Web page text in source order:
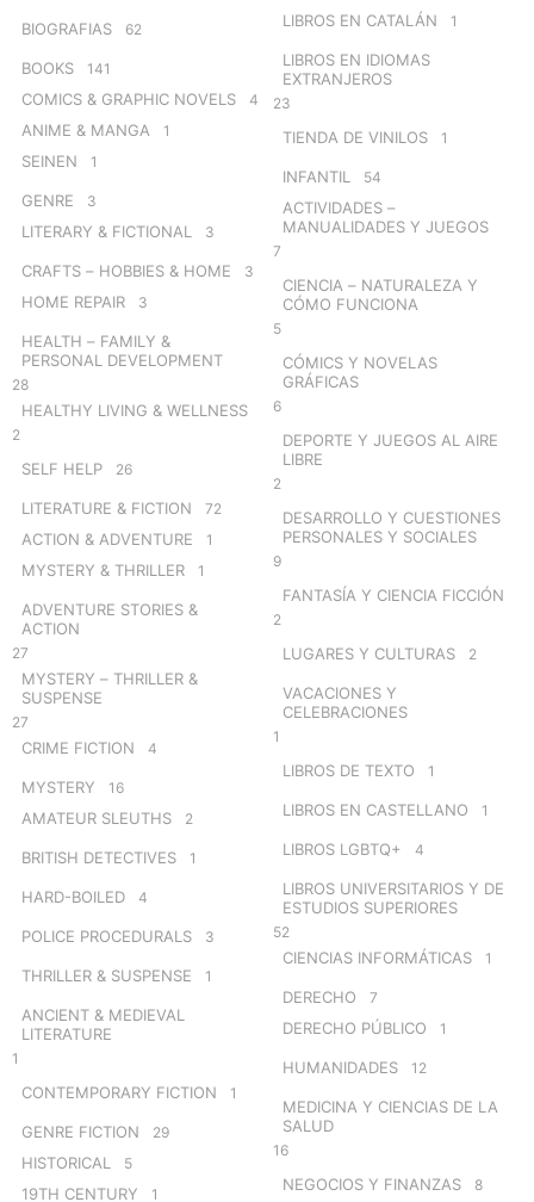
BIOGRAFIAS 62
BOOKS 141
COMICS & GRAPHIC NOVELS 4
ANIME & MANGA 1
SEINEN 1
GENRE 3
LITERARY & FICTIONAL 3
CRAFTS – HOBBIES & HOME 3
HOME REPAIR 3
HEALTH – FAMILY &
PERSONAL DEVELOPMENT
28
HEALTHY LIVING & WELLNESS
2
SELF HELP 26
LITERATURE & FICTION 72
ACTION & ADVENTURE 1
MYSTERY & THRILLER 1
ADVENTURE STORIES &
ACTION
27
MYSTERY – THRILLER &
SUSPENSE
27
CRIME FICTION 4
MYSTERY 16
AMATEUR SLEUTHS 2
BRITISH DETECTIVES 1
HARD-BOILED 4
POLICE PROCEDURALS 3
THRILLER & SUSPENSE 1
ANCIENT & MEDIEVAL
LITERATURE
1
CONTEMPORARY FICTION 1
GENRE FICTION 29
HISTORICAL 5
19TH CENTURY 1
LIBROS EN CATALÁN 1
LIBROS EN IDIOMAS
EXTRANJEROS
23
TIENDA DE VINILOS 1
INFANTIL 54
ACTIVIDADES –
MANUALIDADES Y JUEGOS
7
CIENCIA – NATURALEZA Y
CÓMO FUNCIONA
5
CÓMICS Y NOVELAS
GRÁFICAS
6
DEPORTE Y JUEGOS AL AIRE
LIBRE
2
DESARROLLO Y CUESTIONES
PERSONALES Y SOCIALES
9
FANTASÍA Y CIENCIA FICCIÓN
2
LUGARES Y CULTURAS 2
VACACIONES Y
CELEBRACIONES
1
LIBROS DE TEXTO 1
LIBROS EN CASTELLANO 1
LIBROS LGBTQ+ 4
LIBROS UNIVERSITARIOS Y DE
ESTUDIOS SUPERIORES
52
CIENCIAS INFORMÁTICAS 1
DERECHO 7
DERECHO PÚBLICO 1
HUMANIDADES 12
MEDICINA Y CIENCIAS DE LA
SALUD
16
NEGOCIOS Y FINANZAS 8